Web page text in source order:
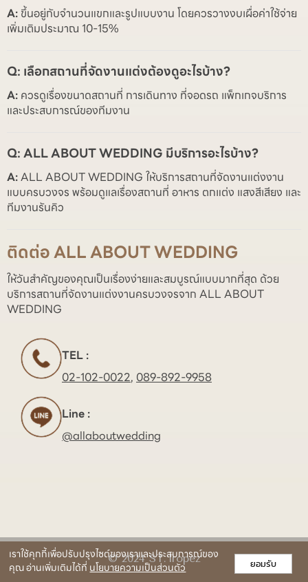
A: ขึ้นอยู่กับจำนวนแขกและรูปแบบงาน โดยควรวางงบเผื่อค่าใช้จ่าย
เพิ่มเติมประมาณ 10-15%
Q: เลือกสถานที่จัดงานแต่งต้องดูอะไรบ้าง?
A: ควรดูเรื่องขนาดสถานที่ การเดินทาง ที่จอดรถ แพ็กเกจบริการ
และประสบการณ์ของทีมงาน
Q: ALL ABOUT WEDDING มีบริการอะไรบ้าง?
A:ALL ABOUT WEDDING ให้บริการสถานที่จัดงานแต่งงาน
แบบครบวงจร พร้อมดูแลเรื่องสถานที่ อาหาร ตกแต่ง แสงสีเสียง และ
ทีมงานรันคิว
ติดต่อ ALL ABOUT WEDDING
ให้วันสำคัญของคุณเป็นเรื่องง่ายและสมบูรณ์แบบมากที่สุด ด้วย
บริการสถานที่จัดงานแต่งงานครบวงจรจาก ALL ABOUT
WEDDING
TEL :
02-102-0022, 089-892-9958
Line :
@allaboutwedding
© 2024 ST.Tropez
เราใช้คุกกี้เพื่อปรับปรุงไซต์ของเราและประสบการณ์ของ
คุณ อ่านเพิ่มเติมได้ที่ นโยบายความเป็นส่วนตัว ยอมรับ